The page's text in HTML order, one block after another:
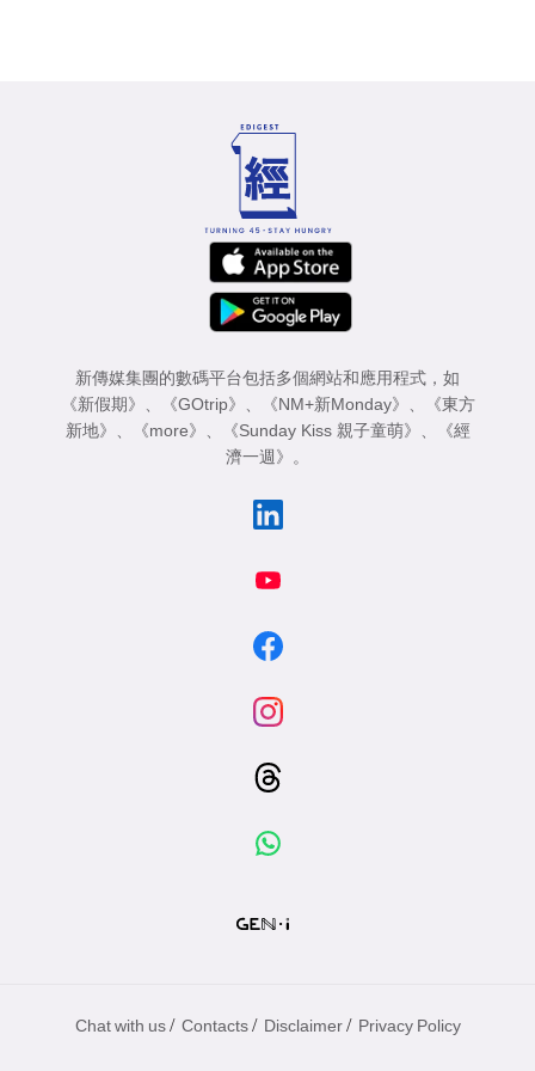
新傳媒集團的數碼平台包括多個網站和應用程式，如
《新假期》
《GOtrip》 《NM+新Monday》
《東方
新地》
《more》 《Sunday Kiss 親子童萌》
《經
濟一週》
。
Chat with us / Contacts / Disclaimer / Privacy Policy